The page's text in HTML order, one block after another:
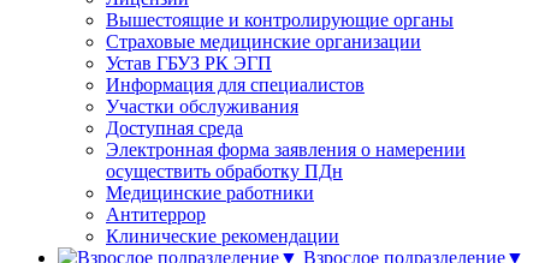
Вышестоящие и контролирующие органы
Страховые медицинские организации
Устав ГБУЗ РК ЭГП
Информация для специалистов
Участки обслуживания
Доступная среда
Электронная форма заявления о намерении
осуществить обработку ПДн
Медицинские работники
Антитеррор
Клинические рекомендации
Взрослое подразделение▼